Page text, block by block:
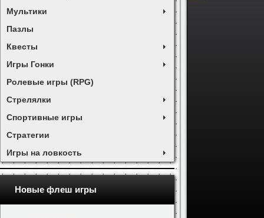
Мультики
Пазлы
Квесты
Игры Гонки
Ролевые игры (RPG)
Стрелялки
Спортивные игры
Стратегии
Игры на ловкость
Новые флеш игры